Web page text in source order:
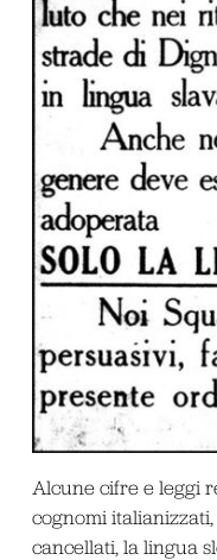
Alcune cifre e leggi
cognomi
cancellati, la lingua